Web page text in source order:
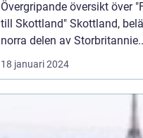
Övergripande översikt över
till Skottland" Skottland, beläget i
norra delen av
18 januari 2024